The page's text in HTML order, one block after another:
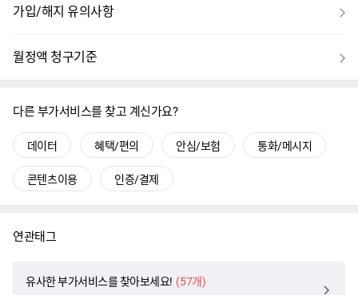
가입/해지 유의사항
보
기
월정액 청구기준
보
기
다른 부가서비스를 찾고 계신가요?
데이터 혜택/편의 안심/보험 통화/메시지
콘텐츠이용 인증/결제
연관태그
유사한 부가서비스를 찾아보세요! (57개)